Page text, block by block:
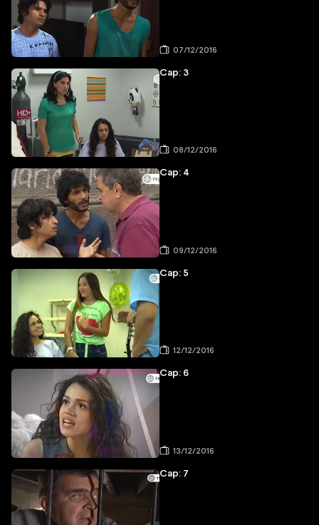
07/12/2016
Cap: 3
08/12/2016
Cap: 4
09/12/2016
Cap: 5
12/12/2016
Cap: 6
13/12/2016
Cap: 7